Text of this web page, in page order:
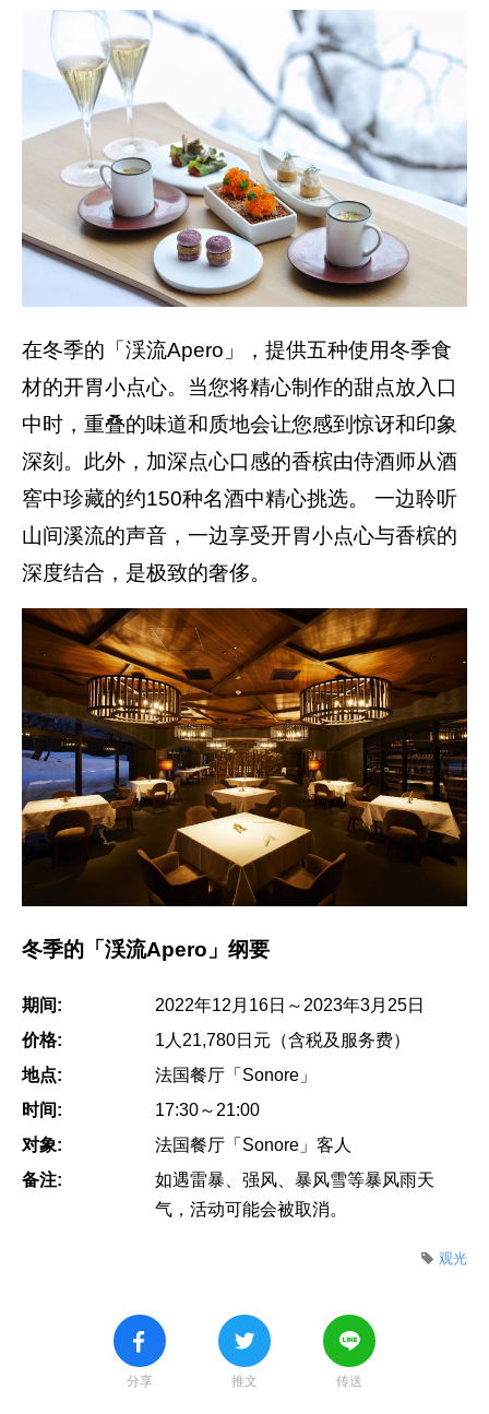
在冬季的「渓流Apero」，提供五种使用冬季食
材的开胃小点心。当您将精心制作的甜点放入口
中时，重叠的味道和质地会让您感到惊讶和印象
深刻。此外，加深点心口感的香槟由侍酒师从酒
窖中珍藏的约150种名酒中精心挑选。 一边聆听
山间溪流的声音，一边享受开胃小点心与香槟的
深度结合，是极致的奢侈。
冬季的「渓流Apero」纲要
期间:
2022年12月16日～2023年3月25日
价格:
1人21,780日元（含税及服务费）
地点:
法国餐厅「Sonore」
时间:
17:30～21:00
对象:
法国餐厅「Sonore」客人
备注:
如遇雷暴、强风、暴风雪等暴风雨天
气，活动可能会被取消。
观光
分享 推文 传送